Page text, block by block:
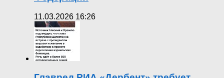
11.03.2026 16:26